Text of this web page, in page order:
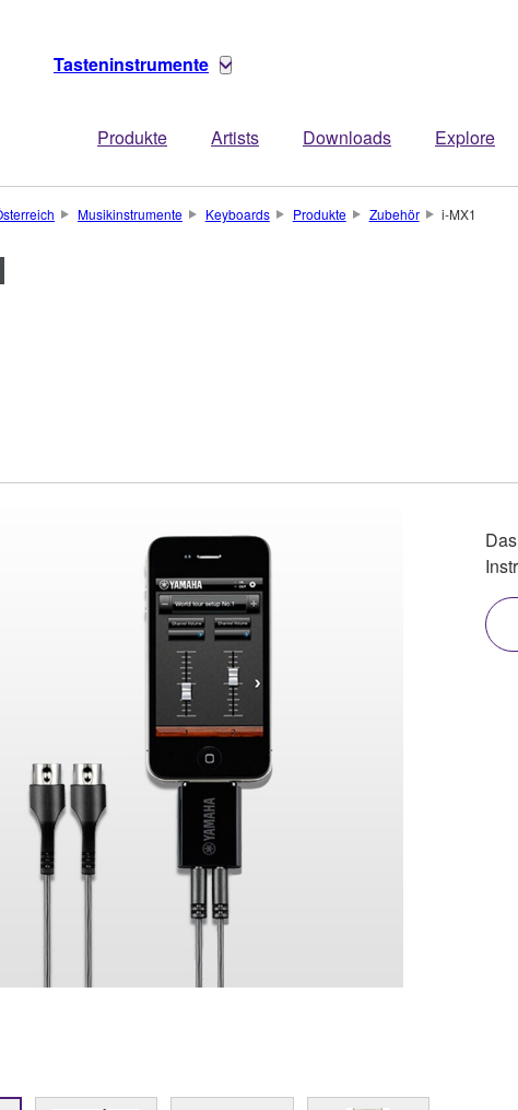
Tasteninstrumente
Produkte Artists Downloads Explore
Musikinstrumente Keyboards Produkte Zubehör i-MX1